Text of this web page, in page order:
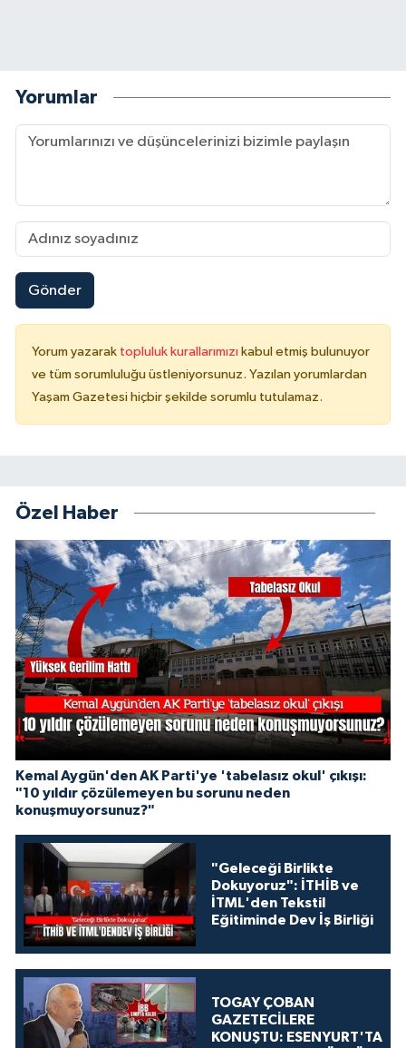
Yorumlar
Gönder
Yorum yazarak topluluk kurallarımızı kabul etmiş bulunuyor
ve tüm sorumluluğu üstleniyorsunuz. Yazılan yorumlardan
Yaşam Gazetesi hiçbir şekilde sorumlu tutulamaz.
Özel Haber
Kemal Aygün'den AK Parti'ye 'tabelasız okul' çıkışı:
"10 yıldır çözülemeyen bu sorunu neden
konuşmuyorsunuz?"
"Geleceği Birlikte
Dokuyoruz": İTHİB ve
İTML'den Tekstil
Eğitiminde Dev İş Birliği
TOGAY ÇOBAN
GAZETECİLERE
KONUŞTU: ESENYURT'TA